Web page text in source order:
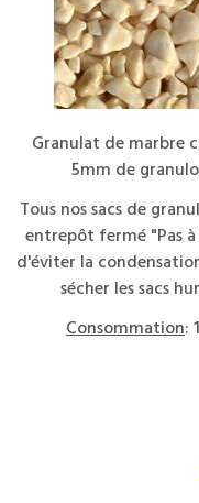
Granulat de marbre
5mm de
Tous nos sacs de
entrepôt fermé "Pas
d'éviter la
sécher les sacs
Consommation: